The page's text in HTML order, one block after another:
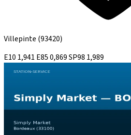
Villepinte (93420)
E10 1,941 E850,869SP98 1,989